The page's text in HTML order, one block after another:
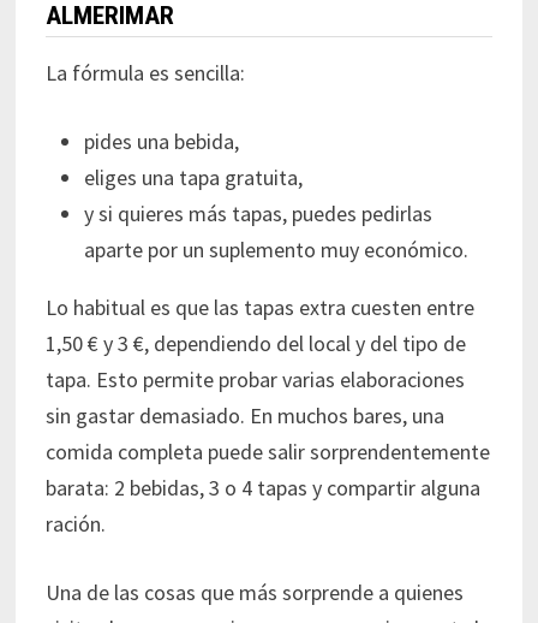
ALMERIMAR
La fórmula es sencilla:
pides una bebida,
eliges una tapa gratuita,
y si quieres más tapas, puedes pedirlas
aparte por un suplemento muy económico.
Lo habitual es que las tapas extra cuesten entre
1,50 € y 3 €, dependiendo del local y del tipo de
tapa. Esto permite probar varias elaboraciones
sin gastar demasiado. En muchos bares, una
comida completa puede salir sorprendentemente
barata: 2 bebidas, 3 o 4 tapas y compartir alguna
ración.
Una de las cosas que más sorprende a quienes